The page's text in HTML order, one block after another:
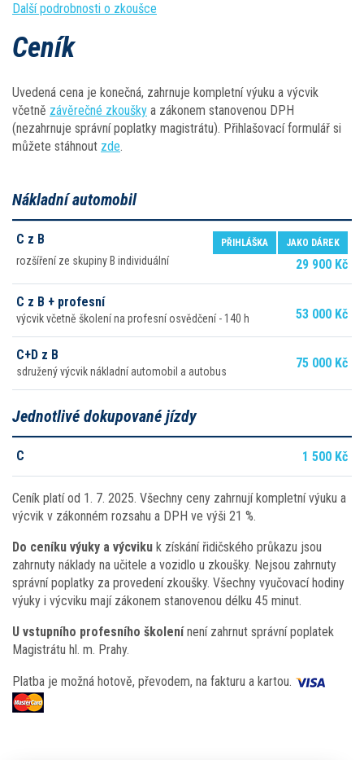
Další podrobnosti o zkoušce
Ceník
Uvedená cena je konečná, zahrnuje kompletní výuku a výcvik
včetně závěrečné zkoušky a zákonem stanovenou DPH
(nezahrnuje správní poplatky magistrátu). Přihlašovací formulář si
můžete stáhnout zde.
Nákladní automobil
C z B
rozšíření ze skupiny B individuální
PŘIHLÁŠKA JAKO DÁREK
29 900 Kč
C z B + profesní
výcvik včetně školení na profesní osvědčení - 140 h 53 000 Kč
C+D z B
sdružený výcvik nákladní automobil a autobus
75 000 Kč
Jednotlivé dokupované jízdy
C 1 500 Kč
Ceník platí od 1. 7. 2025. Všechny ceny zahrnují kompletní výuku a
výcvik v zákonném rozsahu a DPH ve výši 21 %.
Do ceníku výuky a výcviku k získání řidičského průkazu jsou
zahrnuty náklady na učitele a vozidlo u zkoušky. Nejsou zahrnuty
správní poplatky za provedení zkoušky. Všechny vyučovací hodiny
výuky i výcviku mají zákonem stanovenou délku 45 minut.
U vstupního profesního školenínení zahrnut správní poplatek
Magistrátu hl. m. Prahy.
Platba je možná hotově, převodem, na fakturu a kartou.